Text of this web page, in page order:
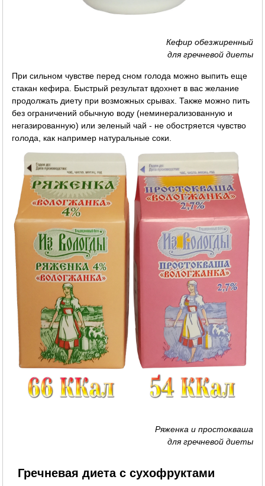
Кефир обезжиренный
для гречневой диеты
При сильном чувстве перед сном голода можно выпить еще
стакан кефира. Быстрый результат вдохнет в вас желание
продолжать диету при возможных срывах. Также можно пить
без ограничений обычную воду (неминерализованную и
негазированную) или зеленый чай - не обостряется чувство
голода, как например натуральные соки.
Ряженка и простокваша
для гречневой диеты
Гречневая диета с сухофруктами